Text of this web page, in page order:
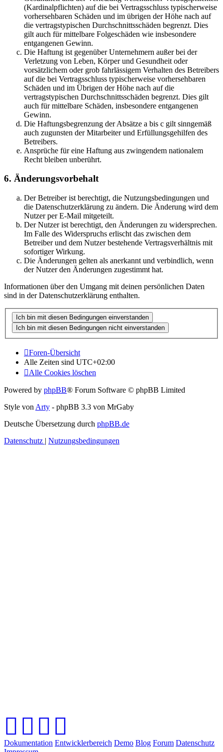
(Kardinalpflichten) auf die bei Vertragsschluss typischerweise
vorhersehbaren Schäden und im übrigen der Höhe nach auf
die vertragstypischen Durchschnittsschäden begrenzt. Dies
gilt auch für mittelbare Folgeschäden wie insbesondere
entgangenen Gewinn.
Die Haftung ist gegenüber Unternehmern außer bei der
Verletzung von Leben, Körper und Gesundheit oder
vorsätzlichem oder grob fahrlässigem Verhalten des Betreibers
auf die bei Vertragsschluss typischerweise vorhersehbaren
Schäden und im Übrigen der Höhe nach auf die
vertragstypischen Durchschnittsschäden begrenzt. Dies gilt
auch für mittelbare Schäden, insbesondere entgangenen
Gewinn.
Die Haftungsbegrenzung der Absätze a bis c gilt sinngemäß
auch zugunsten der Mitarbeiter und Erfüllungsgehilfen des
Betreibers.
Ansprüche für eine Haftung aus zwingendem nationalem
Recht bleiben unberührt.
6. Änderungsvorbehalt
Der Betreiber ist berechtigt, die Nutzungsbedingungen und
die Datenschutzerklärung zu ändern. Die Änderung wird dem
Nutzer per E-Mail mitgeteilt.
Der Nutzer ist berechtigt, den Änderungen zu widersprechen.
Im Falle des Widerspruchs erlischt das zwischen dem
Betreiber und dem Nutzer bestehende Vertragsverhältnis mit
sofortiger Wirkung.
Die Änderungen gelten als anerkannt und verbindlich, wenn
der Nutzer den Änderungen zugestimmt hat.
Informationen über den Umgang mit deinen persönlichen Daten
sind in der Datenschutzerklärung enthalten.
Foren-Übersicht
Alle Zeiten sind UTC+02:00
Alle Cookies löschen
Powered by phpBB® Forum Software © phpBB Limited
Style von Arty - phpBB 3.3 von MrGaby
Deutsche Übersetzung durch phpBB.de
Datenschutz | Nutzungsbedingungen
Dokumentation Entwicklerbereich Demo Blog Forum Datenschutz